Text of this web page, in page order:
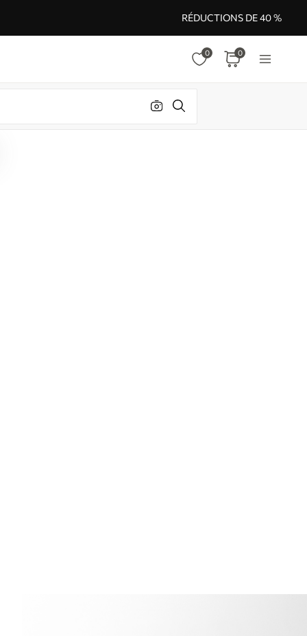
RÉDUCTIONS DE 40 %
0 0